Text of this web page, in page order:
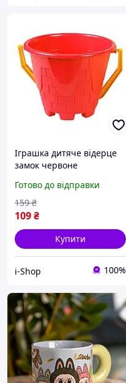
Іграшка дитяче відерце
замок червоне
ручкою для піску Технок з
формочкою
Готово до відправки
109₴
159 ₴
Купити
i-Shop 100%